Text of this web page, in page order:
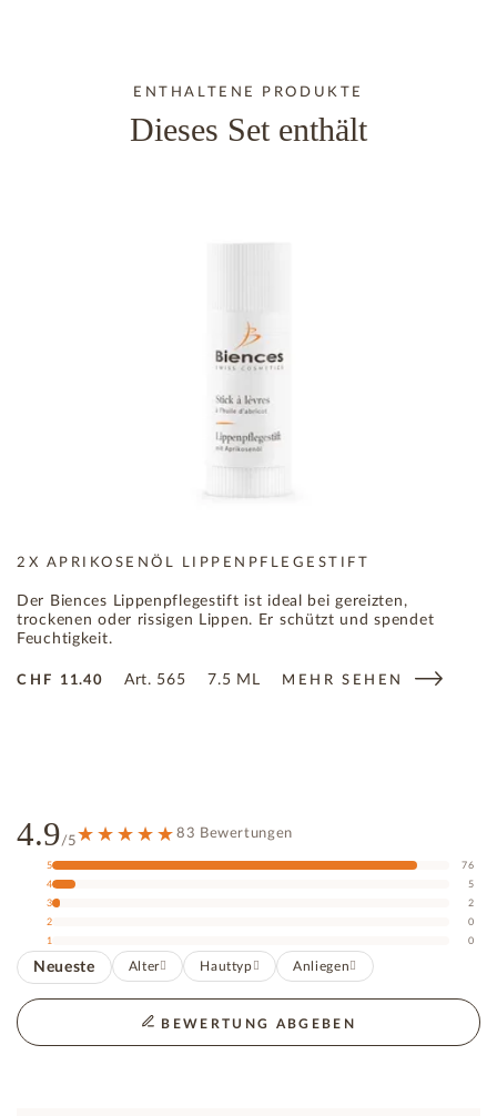
ENTHALTENE PRODUKTE
Dieses Set enthält
2X APRIKOSENÖL LIPPENPFLEGESTIFT
Der Biences Lippenpflegestift ist ideal bei gereizten,
trockenen oder rissigen Lippen. Er schützt und spendet
Feuchtigkeit.
CHF 11.40 Art. 565 7.5 ML MEHR SEHEN
4.9/5 83 Bewertungen
5
76
4
5
3
2
2
0
1
0
Neueste Alter Hauttyp Anliegen
BEWERTUNG ABGEBEN